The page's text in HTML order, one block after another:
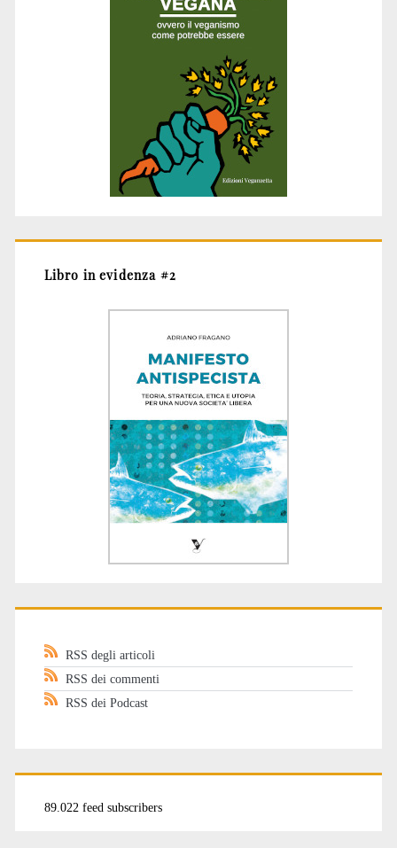
Libro in evidenza #2
RSS degli articoli
RSS dei commenti
RSS dei Podcast
89.022 feed subscribers